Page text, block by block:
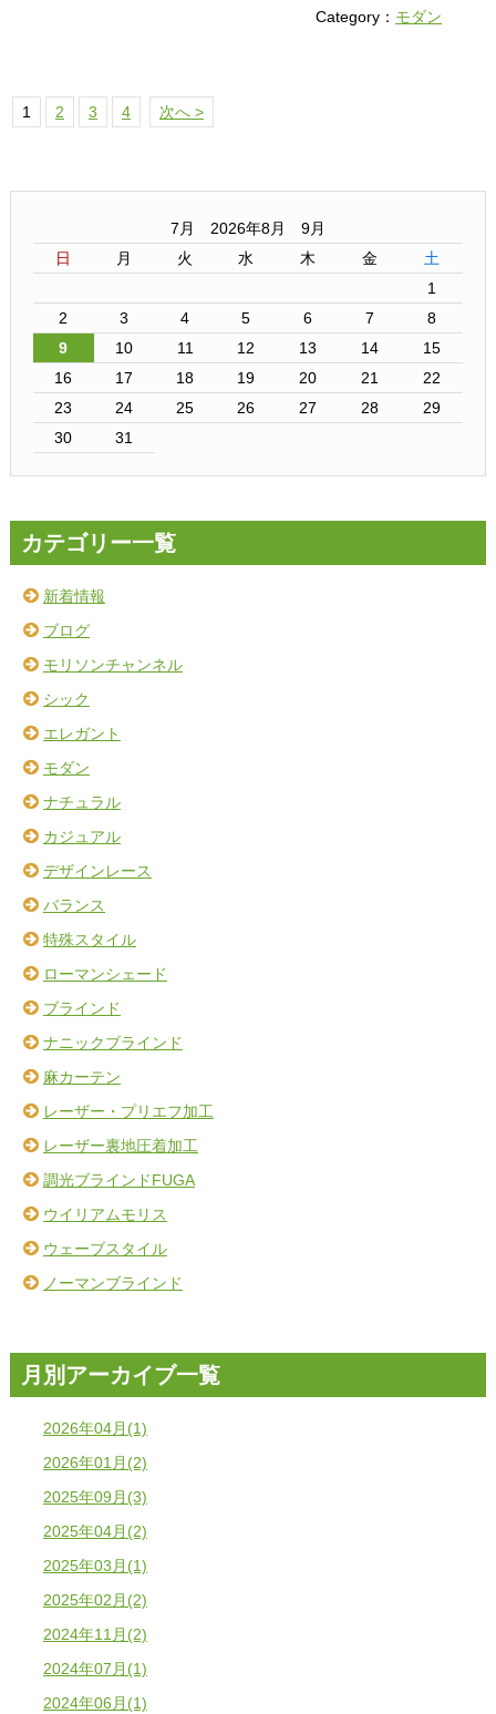
Category： モダン
1 2 3 4 次へ >
7月 2026年8月 9月
日
月 火 水 木 金
土
1
2
3 4 5 6 7
8
9
10 11 12 13 14
15
16
17 18 19 20 21
22
23
24 25 26 27 28
29
30
31
カテゴリー一覧
新着情報
ブログ
モリソンチャンネル
シック
エレガント
モダン
ナチュラル
カジュアル
デザインレース
バランス
特殊スタイル
ローマンシェード
ブラインド
ナニックブラインド
麻カーテン
レーザー・プリエフ加工
レーザー裏地圧着加工
調光ブラインドFUGA
ウイリアムモリス
ウェーブスタイル
ノーマンブラインド
月別アーカイブ一覧
2026年04月(1)
2026年01月(2)
2025年09月(3)
2025年04月(2)
2025年03月(1)
2025年02月(2)
2024年11月(2)
2024年07月(1)
2024年06月(1)